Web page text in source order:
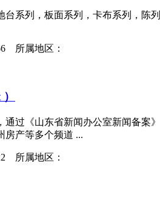
系列，板面系列，卡布系列，陈
所属地区：
过《山东省新闻办公室新闻备案
房产等多个频道 ...
所属地区：